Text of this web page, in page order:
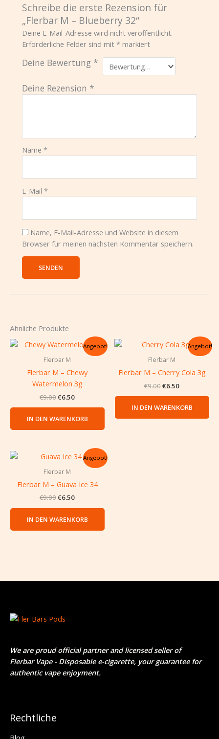
Schreibe die erste Rezension für
„Flerbar M – Blueberry 32“
Deine E-Mail-Adresse wird nicht veröffentlicht.
Erforderliche Felder sind mit* markiert
Deine Bewertung *
Deine Rezension *
Name*
E-Mail*
Name, E-Mail-Adresse und Website in diesem
Browser für meinen nächsten Kommentar speichern.
Ähnliche Produkte
Angebot!
Flerbar M
Flerbar M – Chewy
Watermelon 3g
€9.00
Ursprünglicher
war:
€6.50
Aktueller
Preis
IN DEN WARENKORB
Angebot!
Flerbar M
Flerbar M – Cherry Cola 3g
€9.00
Ursprünglicher
war:
€6.50
Aktueller
Preis
IN DEN WARENKORB
Angebot!
Flerbar M
Flerbar M – Guava Ice 34
€9.00
Ursprünglicher
war:
€6.50
Aktueller
Preis
IN DEN WARENKORB
We are proud official partner and licensed seller of
Flerbar Vape - Disposable e-cigarette, your guarantee for
authentic vape enjoyment.
Rechtliche